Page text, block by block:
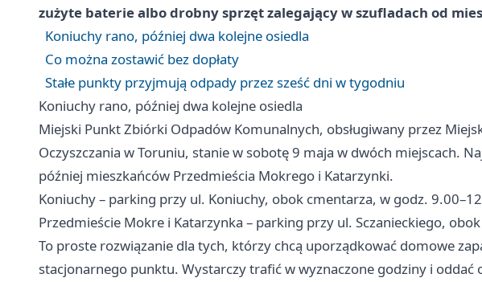
zużyte baterie albo drobny sprzęt zalegający w szufladach od
Koniuchy rano, później dwa kolejne osiedla
Co można zostawić bez dopłaty
Stałe punkty przyjmują odpady przez sześć dni w tygodniu
Koniuchy rano, później dwa kolejne osiedla
Miejski Punkt Zbiórki Odpadów Komunalnych, obsługiwany przez
Oczyszczania w Toruniu, stanie w sobotę 9 maja w dwóch miejscach.
później mieszkańców Przedmieścia Mokrego i Katarzynki.
Koniuchy – parking przy ul. Koniuchy, obok cmentarza, w godz.
Przedmieście Mokre i Katarzynka – parking przy ul. Sczanieckiego,
To proste rozwiązanie dla tych, którzy chcą uporządkować domowe
stacjonarnego punktu. Wystarczy trafić w wyznaczone godziny i oddać